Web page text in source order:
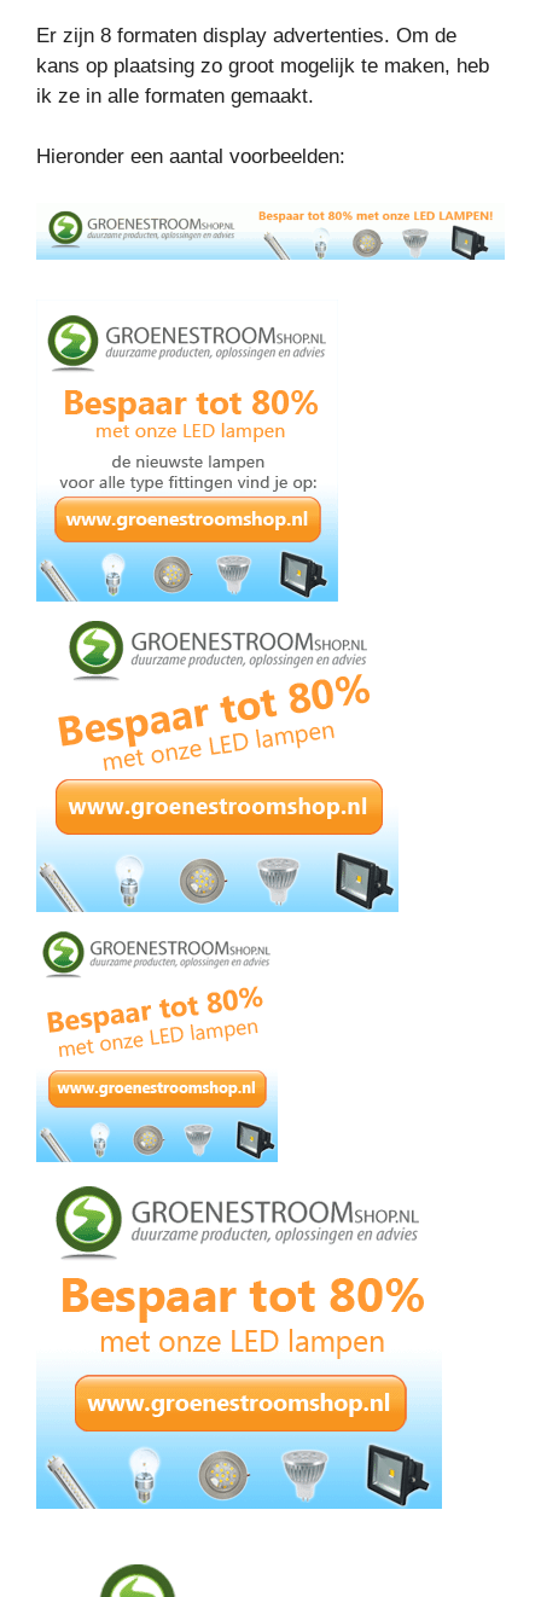
Er zijn 8 formaten display advertenties. Om de
kans op plaatsing zo groot mogelijk te maken, heb
ik ze in alle formaten gemaakt.
Hieronder een aantal voorbeelden: